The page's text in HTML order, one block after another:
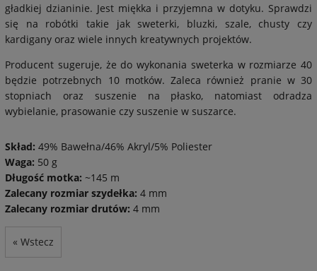
gładkiej dzianinie. Jest miękka i przyjemna w dotyku. Sprawdzi
się na robótki takie jak sweterki, bluzki, szale, chusty czy
kardigany oraz wiele innych kreatywnych projektów.
Producent sugeruje, że do wykonania sweterka w rozmiarze 40
będzie potrzebnych 10 motków. Zaleca również pranie w 30
stopniach oraz suszenie na płasko, natomiast odradza
wybielanie, prasowanie czy suszenie w suszarce.
Skład: 49% Bawełna/46% Akryl/5% Poliester
Waga: 50 g
Długość motka: ~145 m
Zalecany rozmiar szydełka: 4 mm
Zalecany rozmiar drutów: 4 mm
« Wstecz